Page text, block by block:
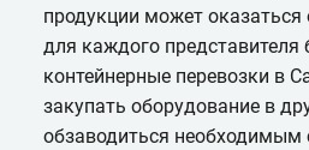
продукции может
для каждого представителя
контейнерные перевозки в
закупать оборудование в
обзаводиться